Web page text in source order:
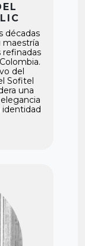
décadas
maestría
refinadas
del
Sofitel
una